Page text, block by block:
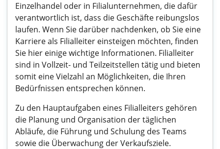
Einzelhandel oder in Filialunternehmen, die dafür
verantwortlich ist, dass die Geschäfte reibungslos
laufen. Wenn Sie darüber nachdenken, ob Sie eine
Karriere als Filialleiter einsteigen möchten, finden
Sie hier einige wichtige Informationen. Filialleiter
sind in Vollzeit- und Teilzeitstellen tätig und bieten
somit eine Vielzahl an Möglichkeiten, die Ihren
Bedürfnissen entsprechen können.
Zu den Hauptaufgaben eines Filialleiters gehören
die Planung und Organisation der täglichen
Abläufe, die Führung und Schulung des Teams
sowie die Überwachung der Verkaufsziele.